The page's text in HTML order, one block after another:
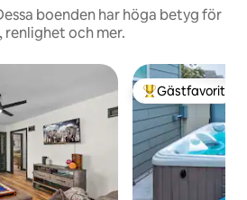
boenden har höga betyg för
renlighet och mer.
Populär
Gästfavorit